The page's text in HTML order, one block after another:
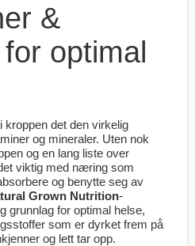
&
optimal
kroppen det den virkelig
og mineraler. Uten nok
og en lang liste over
viktig med næring som
og benytte seg av
Grown Nutrition-
grunnlag for optimal helse,
som er dyrket frem på
og lett tar opp.